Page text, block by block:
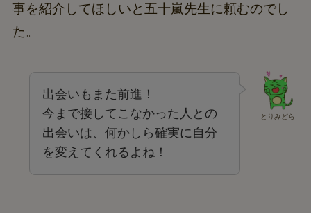
事を紹介してほしいと五十嵐先生に頼むのでし
た。
とりみどら
出会いもまた前進！
今まで接してこなかった人との
出会いは、何かしら確実に自分
を変えてくれるよね！